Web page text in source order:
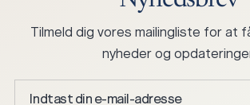
+45 75 25 0244
mail@hjortknudsen.dk
Hjort Knudsen A/S Stabelhøjvej 1, 6880
Tilmeld dig vores mailingliste for at
nyheder og